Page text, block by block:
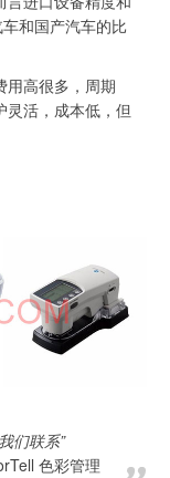
和国产汽车的比
用高很多，周期
灵活，成本低，但
们联系”
色彩管理